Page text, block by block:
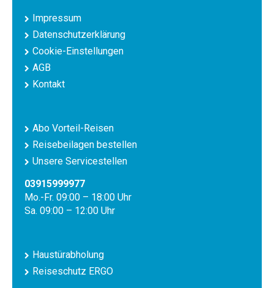
Impressum
Datenschutzerklärung
Cookie-Einstellungen
AGB
Kontakt
Abo Vorteil-Reisen
Reisebeilagen bestellen
Unsere Servicestellen
03915999977
Mo.-Fr. 09:00 – 18:00 Uhr
Sa. 09:00 – 12:00 Uhr
Haustürabholung
Reiseschutz ERGO